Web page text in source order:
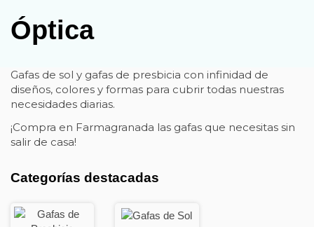
Óptica
Gafas de sol y gafas de presbicia con infinidad de
diseños, colores y formas para cubrir todas nuestras
necesidades diarias.
¡Compra en Farmagranada las gafas que necesitas sin
salir de casa!
Categorías destacadas